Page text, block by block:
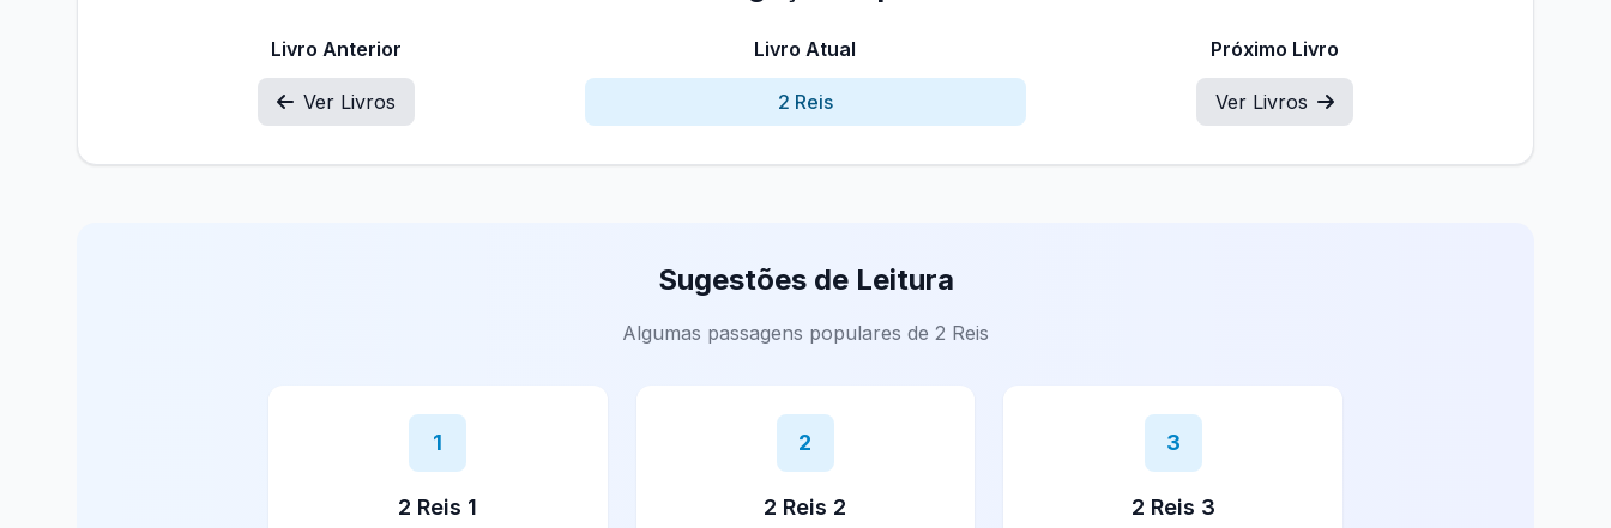
Livro Anterior
Ver Livros
Livro Atual
2 Reis
Próximo Livro
Ver Livros
Sugestões de Leitura
Algumas passagens populares de 2 Reis
1
2 Reis 1
2
2 Reis 2
3
2 Reis 3